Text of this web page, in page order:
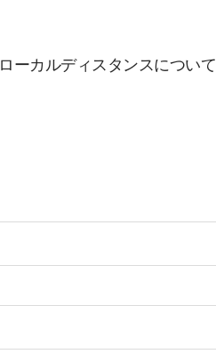
ローカルディスタンスについて